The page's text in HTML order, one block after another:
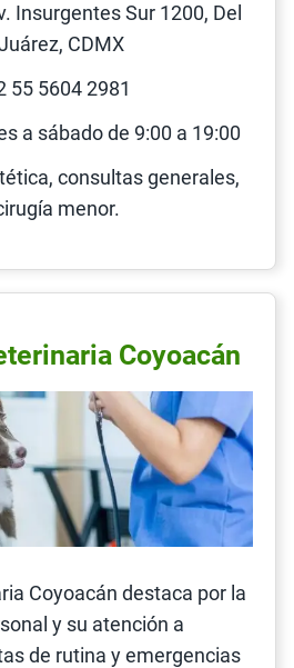
Insurgentes Sur 1200, Del
CDMX
55 5604 2981
a sábado de 9:00 a 19:00
consultas generales,
menor.
Coyoacán
Coyoacán destaca por la
y su atención a
de rutina y emergencias